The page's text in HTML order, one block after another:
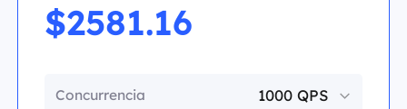
$2581.16
Concurrencia